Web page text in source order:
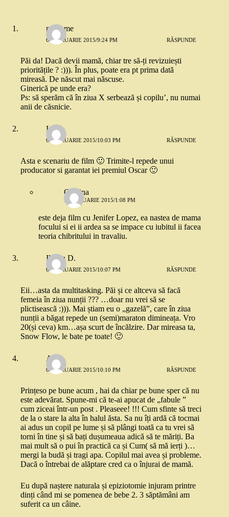
no name
6 FEBRUARIE 2015/9:24 PM RĂSPUNDE
Păi da! Dacă devii mamă, chiar tre să-ți revizuiești
prioritățile ? :))). În plus, poate era pt prima dată
mireasă. De născut mai născuse.
Ginerică pe unde era?
Ps: să sperăm că în ziua X serbează și copilu’, nu numai
anii de căsnicie.
Ioana
6 FEBRUARIE 2015/10:03 PM RĂSPUNDE
Asta e scenariu de film 🙂 Trimite-l repede unui
producator si garantat iei premiul Oscar 🙂
Cristina
7 FEBRUARIE 2015/1:08 PM
este deja film cu Jenifer Lopez, ea nastea de mama
focului si ei ii ardea sa se impace cu iubitul ii facea
teoria chibritului in travaliu.
Ileana D.
6 FEBRUARIE 2015/10:07 PM RĂSPUNDE
Eii…asta da multitasking. Păi și ce altceva să facă
femeia în ziua nunții ??? …doar nu vrei să se
plictisească :))). Mai știam eu o „gazelă”, care în ziua
nunții a băgat repede un (semi)maraton dimineața. Vro
20(și ceva) km…așa scurt de încălzire. Dar mireasa ta,
Snow Flow, le bate pe toate! 🙂
Alina
6 FEBRUARIE 2015/10:10 PM RĂSPUNDE
Prințeso pe bune acum , hai da chiar pe bune sper că nu
este adevărat. Spune-mi că te-ai apucat de „fabule ”
cum ziceai într-un post . Pleaseee! !!! Cum sfinte să treci
de la o stare la alta în halul ăsta. Sa nu îți ardă că tocmai
ai adus un copil pe lume și să plângi toată ca tu vrei să
torni în tine și să bați dușumeaua adică să te măriți. Ba
mai mult să o pui în practică ca și Cum( să mă ierți )…
mergi la budă și tragi apa. Copilul mai avea și probleme.
Dacă o întrebai de alăptare cred ca o înjurai de mamă.
Eu după naștere naturala și epiziotomie injuram printre
dinți când mi se pomenea de bebe 2. 3 săptămâni am
suferit ca un câine.